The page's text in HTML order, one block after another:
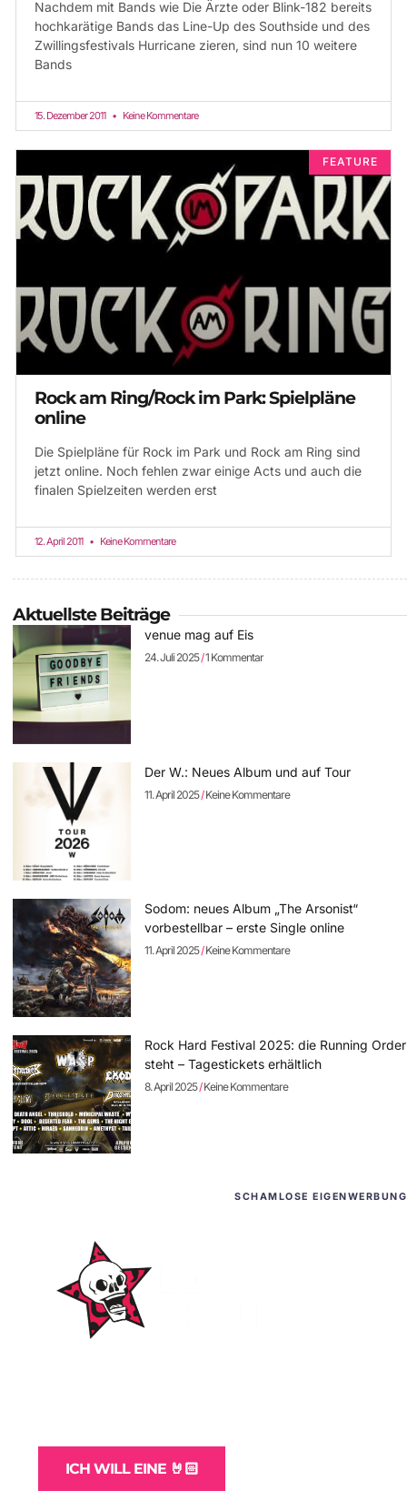
Nachdem mit Bands wie Die Ärzte oder Blink-182 bereits
hochkarätige Bands das Line-Up des Southside und des
Zwillingsfestivals Hurricane zieren, sind nun 10 weitere
Bands
15. Dezember 2011 Keine Kommentare
FEATURE
Rock am Ring/Rock im Park: Spielpläne
online
Die Spielpläne für Rock im Park und Rock am Ring sind
jetzt online. Noch fehlen zwar einige Acts und auch die
finalen Spielzeiten werden erst
12. April 2011 Keine Kommentare
Aktuellste Beiträge
venue mag auf Eis
24. Juli 2025 1 Kommentar
Der W.: Neues Album und auf Tour
11. April 2025 Keine Kommentare
Sodom: neues Album „The Arsonist“
vorbestellbar – erste Single online
11. April 2025 Keine Kommentare
Rock Hard Festival 2025: die Running Order
steht – Tagestickets erhältlich
8. April 2025 Keine Kommentare
SCHAMLOSE EIGENWERBUNG
ICH WILL EINE 🤘🏻